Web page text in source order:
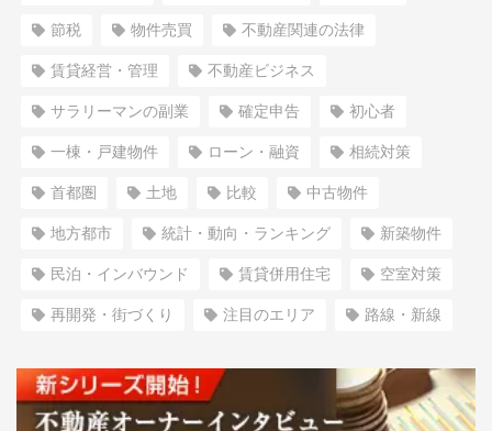
節税 物件売買 不動産関連の法律
賃貸経営・管理 不動産ビジネス
サラリーマンの副業 確定申告 初心者
一棟・戸建物件 ローン・融資 相続対策
首都圏 土地 比較 中古物件
地方都市 統計・動向・ランキング 新築物件
民泊・インバウンド 賃貸併用住宅 空室対策
再開発・街づくり 注目のエリア 路線・新線